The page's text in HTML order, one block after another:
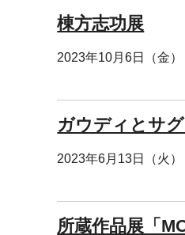
棟方志功展
2023年10月6日（金）
ガウディとサ
2023年6月13日（火）
所蔵作品展「